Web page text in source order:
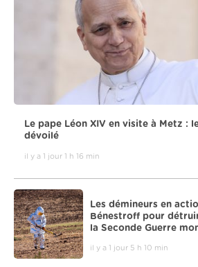
Le pape Léon XIV en visite à Metz :
dévoilé
il y a 1 jour 1 h 16 min
Les démineurs en
Bénestroff pour
la Seconde Guerre
il y a 1 jour 5 h 10 min